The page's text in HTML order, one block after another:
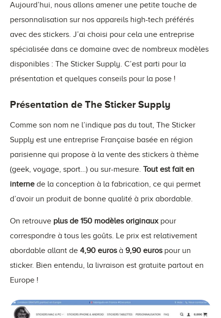
Aujourd’hui, nous allons amener une petite touche de
personnalisation sur nos appareils high-tech préférés
avec des stickers. J’ai choisi pour cela une entreprise
spécialisée dans ce domaine avec de nombreux modèles
disponibles : The Sticker Supply. C’est parti pour la
présentation et quelques conseils pour la pose !
Présentation de The Sticker Supply
Comme son nom ne l’indique pas du tout, The Sticker
Supply est une entreprise Française basée en région
parisienne qui propose à la vente des stickers à thème
(geek, voyage, sport…) ou sur-mesure. Tout est fait en
interne de la conception à la fabrication, ce qui permet
d’avoir un produit de bonne qualité à prix abordable.
On retrouve plus de 150 modèles originauxpour
correspondre à tous les goûts. Le prix est relativement
abordable allant de 4,90 eurosà 9,90 eurospour un
sticker. Bien entendu, la livraison est gratuite partout en
Europe !